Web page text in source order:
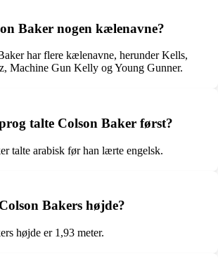
Baker nogen kælenavne?
har flere kælenavne, herunder Kells,
Machine Gun Kelly og Young Gunner.
talte Colson Baker først?
talte arabisk før han lærte engelsk.
Bakers højde?
højde er 1,93 meter.